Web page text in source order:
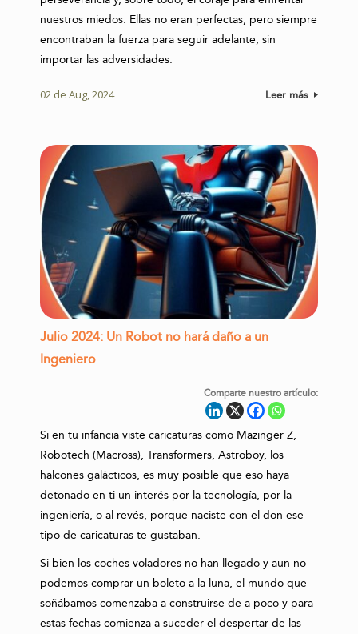
nuestros miedos. Ellas no eran perfectas, pero siempre
encontraban la fuerza para seguir adelante, sin
importar las adversidades.
02 de Aug, 2024 Leer más
Julio 2024: Un Robot no hará daño a un
Ingeniero
Comparte nuestro artículo:
Si en tu infancia viste caricaturas como Mazinger Z,
Robotech (Macross), Transformers, Astroboy, los
halcones galácticos, es muy posible que eso haya
detonado en ti un interés por la tecnología, por la
ingeniería, o al revés, porque naciste con el don ese
tipo de caricaturas te gustaban.
Si bien los coches voladores no han llegado y aun no
podemos comprar un boleto a la luna, el mundo que
soñábamos comenzaba a construirse de a poco y para
estas fechas comienza a suceder el despertar de las